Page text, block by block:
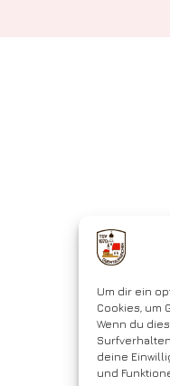
Um dir ein
Cookies, um
Wenn du
deine
und